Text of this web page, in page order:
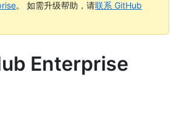
。 如需升级帮助，请联系 GitHub
Enterprise